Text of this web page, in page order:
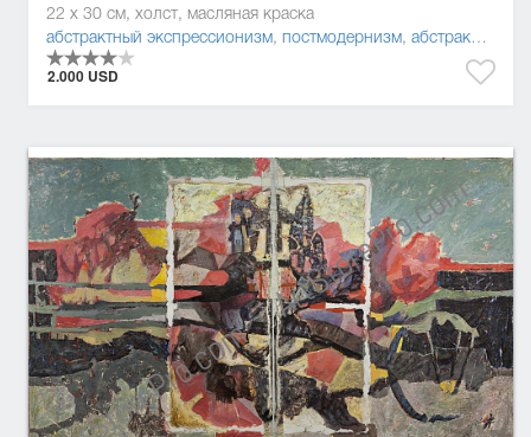
22 x 30 см, холст, масляная краска
абстрактный экспрессионизм, постмодернизм, абстракционизм
2.000 USD